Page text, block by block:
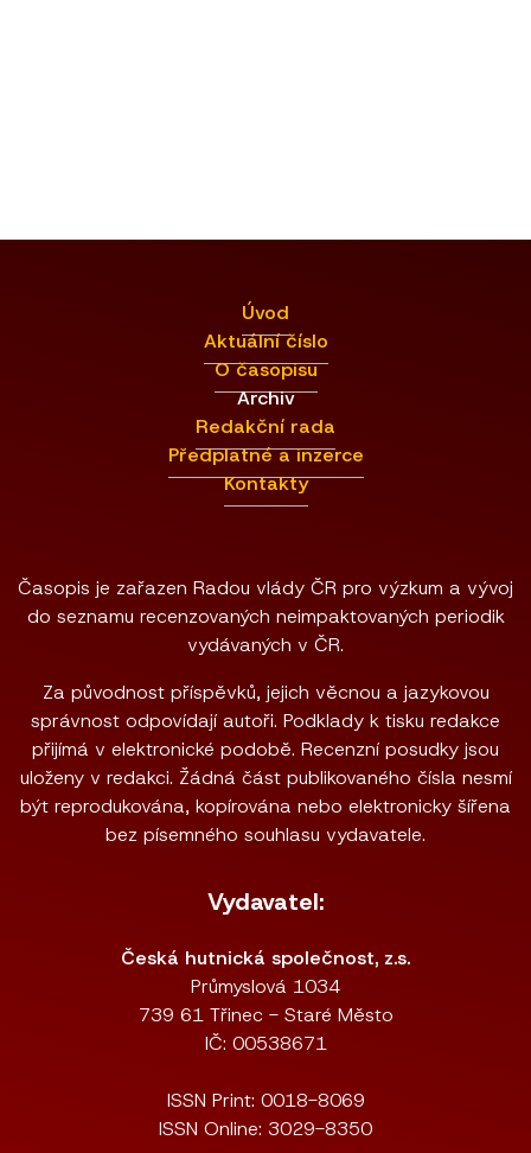
Úvod
Aktuální číslo
O časopisu
Archiv
Redakční rada
Předplatné a inzerce
Kontakty
Časopis je zařazen Radou vlády ČR pro výzkum a vývoj
do seznamu recenzovaných neimpaktovaných periodik
vydávaných v ČR.
Za původnost příspěvků, jejich věcnou a jazykovou
správnost odpovídají autoři. Podklady k tisku redakce
přijímá v elektronické podobě. Recenzní posudky jsou
uloženy v redakci. Žádná část publikovaného čísla nesmí
být reprodukována, kopírována nebo elektronicky šířena
bez písemného souhlasu vydavatele.
Vydavatel:
Česká hutnická společnost, z.s.
Průmyslová 1034
739 61 Třinec - Staré Město
IČ: 00538671
ISSN Print: 0018-8069
ISSN Online: 3029-8350